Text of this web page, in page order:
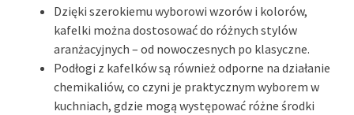
Dzięki szerokiemu wyborowi wzorów i kolorów,
kafelki można dostosować do różnych stylów
aranżacyjnych – od nowoczesnych po klasyczne.
Podłogi z kafelków są również odporne na działanie
chemikaliów, co czyni je praktycznym wyborem w
kuchniach, gdzie mogą występować różne środki